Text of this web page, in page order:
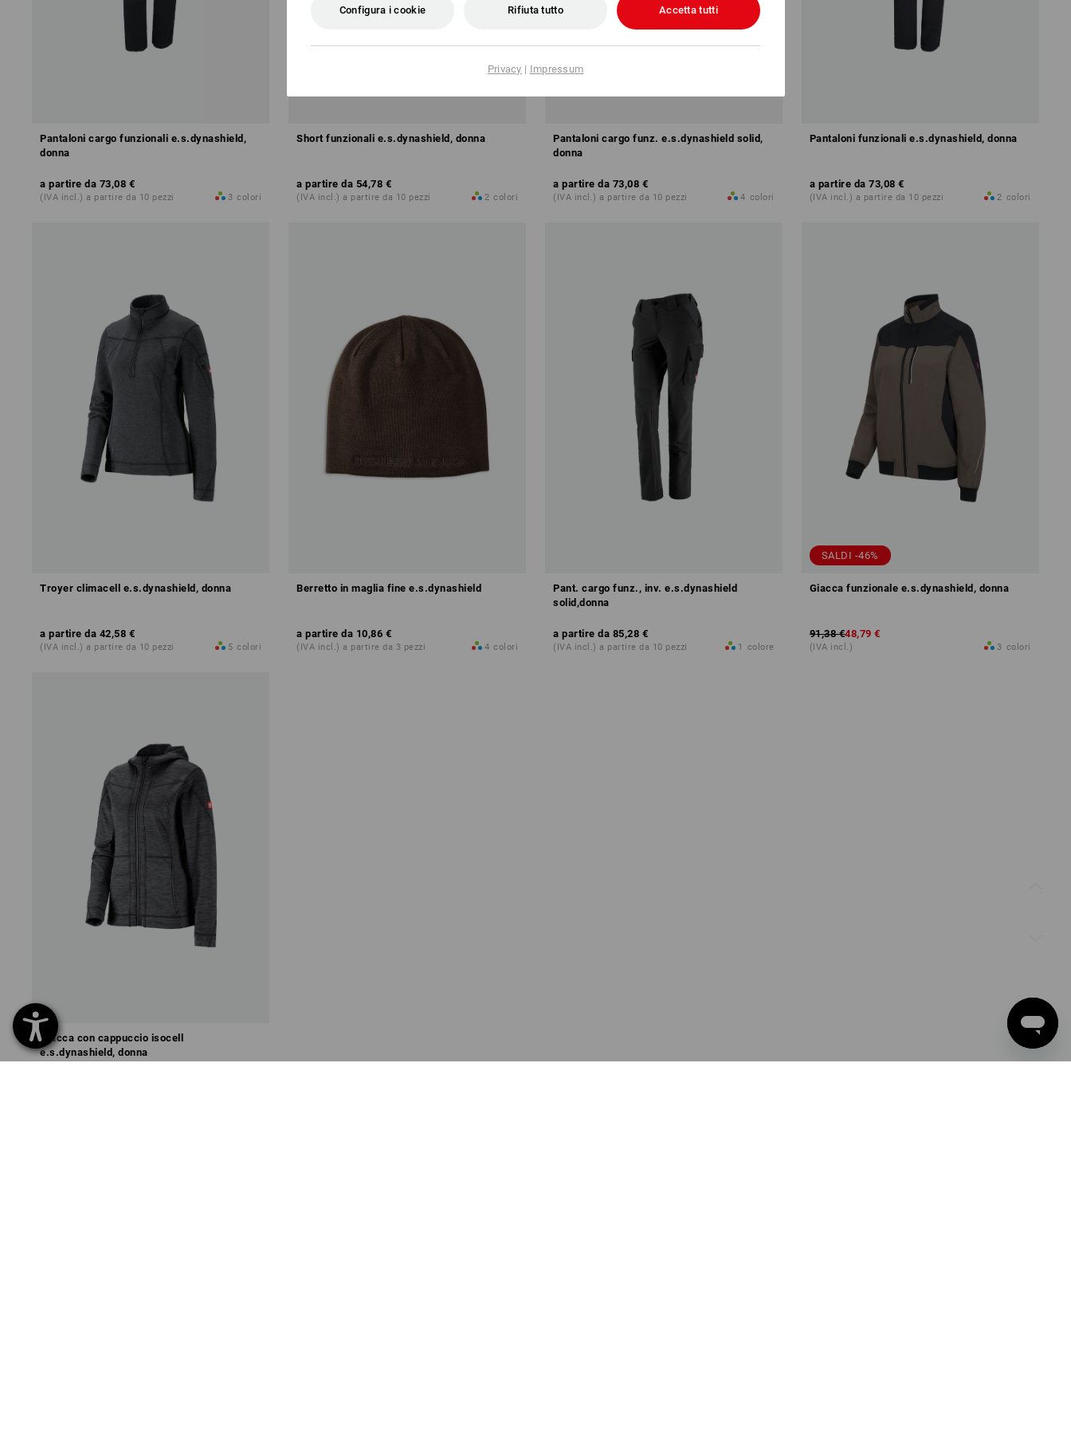
Pantaloni cargo funzionali e.s.dynashield,
donna
a partire da 73,08 €
(IVA incl.) a partire da 10 pezzi 3 colori
Short funzionali e.s.dynashield, donna
a partire da 54,78 €
(IVA incl.) a partire da 10 pezzi 2 colori
Pantaloni cargo funz. e.s.dynashield solid,
donna
a partire da 73,08 €
(IVA incl.) a partire da 10 pezzi 4 colori
Pantaloni funzionali e.s.dynashield, donna
a partire da 73,08 €
(IVA incl.) a partire da 10 pezzi 2 colori
Troyer climacell e.s.dynashield, donna
a partire da 42,58 €
(IVA incl.) a partire da 10 pezzi 5 colori
Berretto in maglia fine e.s.dynashield
a partire da 10,86 €
(IVA incl.) a partire da 3 pezzi 4 colori
Pant. cargo funz., inv. e.s.dynashield
solid,donna
a partire da 85,28 €
(IVA incl.) a partire da 10 pezzi 1 colore
SALDI -46%
Giacca funzionale e.s.dynashield, donna
91,38 €48,79 €
(IVA incl.) 3 colori
Giacca con cappuccio isocell
e.s.dynashield, donna
Configura i cookie Rifiuta tutto Accetta tutti
Privacy | Impressum